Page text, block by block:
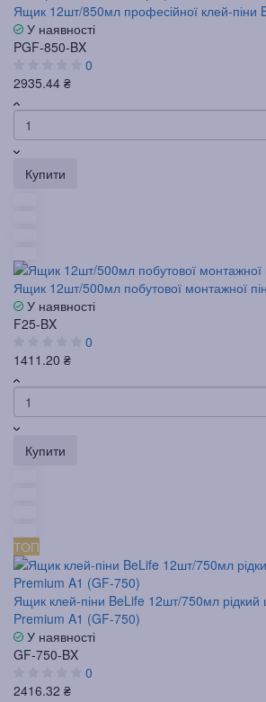
Ящик 12шт/850мл професійної клей-піни
У наявності
PGF-850-BX
0
2935.44 ₴
Купити
Ящик 12шт/500мл побутової монтажної
У наявності
F25-BX
0
1411.20 ₴
Купити
ТОП
Ящик клей-піни BeLife 12шт/750мл
Premium A1 (GF-750)
У наявності
GF-750-BX
0
2416.32 ₴